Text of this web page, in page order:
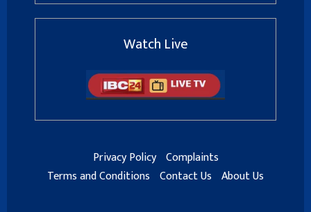
Watch Live
Privacy Policy Complaints
Terms and Conditions Contact Us About Us